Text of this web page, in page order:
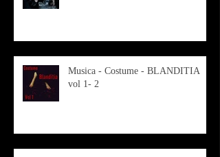
Musica - Costume - BLANDITIA
vol 1- 2